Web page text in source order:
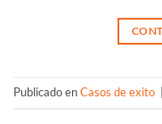
Publicado enCasos de exito